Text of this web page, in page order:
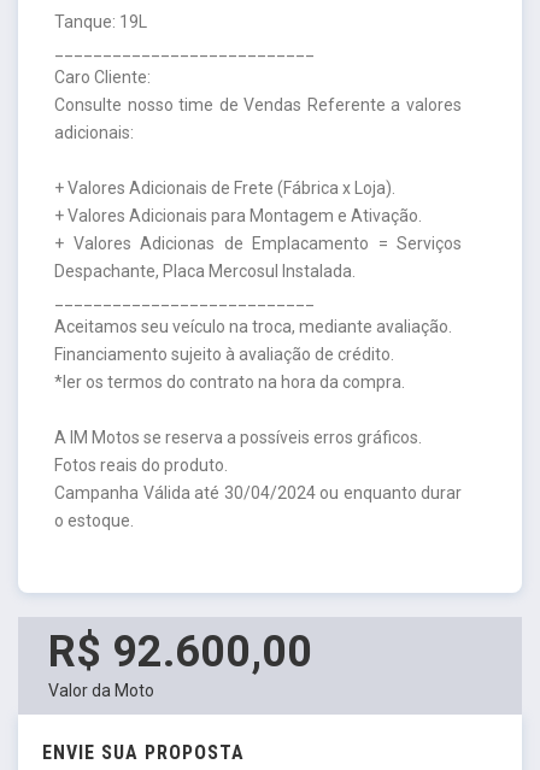
Tanque: 19L
Caro Cliente:
Consulte nosso time de Vendas Referente a valores
adicionais:
+ Valores Adicionais de Frete (Fábrica x Loja).
+ Valores Adicionais para Montagem e Ativação.
+ Valores Adicionas de Emplacamento = Serviços
Despachante, Placa Mercosul Instalada.
Aceitamos seu veículo na troca, mediante avaliação.
Financiamento sujeito à avaliação de crédito.
*ler os termos do contrato na hora da compra.
A IM Motos se reserva a possíveis erros gráficos.
Fotos reais do produto.
Campanha Válida até 30/04/2024 ou enquanto durar
o estoque.
R$ 92.600,00
Valor da Moto
ENVIE SUA PROPOSTA